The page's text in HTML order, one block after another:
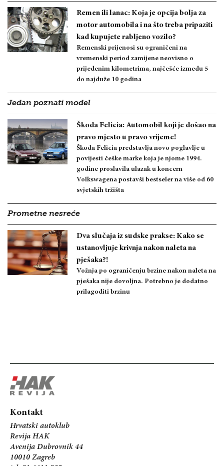
Remen ili lanac: Koja je opcija bolja za
motor automobila i na što treba pripaziti
kad kupujete rabljeno vozilo?
Remenski prijenosi su ograničeni na
vremenski period zamijene neovisno o
prijeđenim kilometrima, najčešće između 5
do najduže 10 godina
Jedan poznati model
Škoda Felicia: Automobil koji je došao na
pravo mjesto u pravo vrijeme!
Škoda Felicia predstavlja novo poglavlje u
povijesti češke marke koja je njome 1994.
godine proslavila ulazak u koncern
Volkswagena postavši bestseler na više od 60
svjetskih tržišta
Prometne nesreće
Dva slučaja iz sudske prakse: Kako se
ustanovljuje krivnja nakon naleta na
pješaka?!
Vožnja po ograničenju brzine nakon naleta na
pješaka nije dovoljna. Potrebno je dodatno
prilagoditi brzinu
Kontakt
Hrvatski autoklub
Revija HAK
Avenija Dubrovnik 44
10010 Zagreb